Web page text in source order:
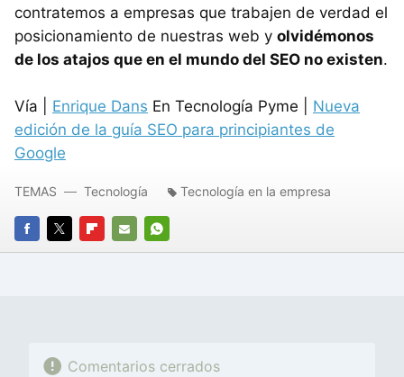
contratemos a empresas que trabajen de verdad el
posicionamiento de nuestras web y olvidémonos
de los atajos que en el mundo del SEO no existen.
Vía | Enrique Dans En Tecnología Pyme | Nueva
edición de la guía SEO para principiantes de
Google
FACEBOOK
TWITTERFLIPBOARD
E-
WHATSAPP
TEMAS Tecnología Tecnología en la empresa
Comentarios cerrados